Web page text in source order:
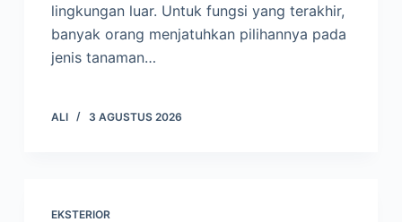
lingkungan luar. Untuk fungsi yang terakhir,
banyak orang menjatuhkan pilihannya pada
jenis tanaman…
ALI 3 AGUSTUS 2026
EKSTERIOR